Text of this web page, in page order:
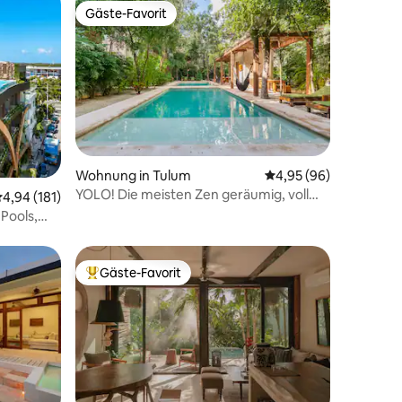
Bewertungen Bewertung: 4,94 von 5, 181 Bewertungen
4,94 (181)
Gäste-Favorit
Gäste-Favorit
Wohnung in Tulum Durchschnittliche
4,95 (96)
YOLO! Die meisten Zen geräumig, voll
Beliebter Gäste-Favorit.
Gäste-Favorit